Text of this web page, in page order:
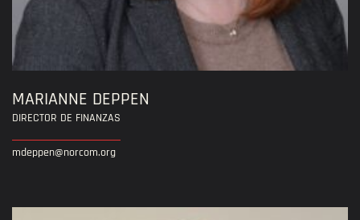
MARIANNE DEPPEN
DIRECTOR DE FINANZAS
mdeppen@norcom.org